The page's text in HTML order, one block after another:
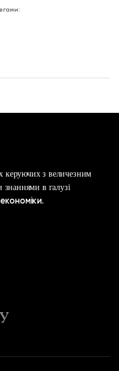
керуючих з величезним
в галузі